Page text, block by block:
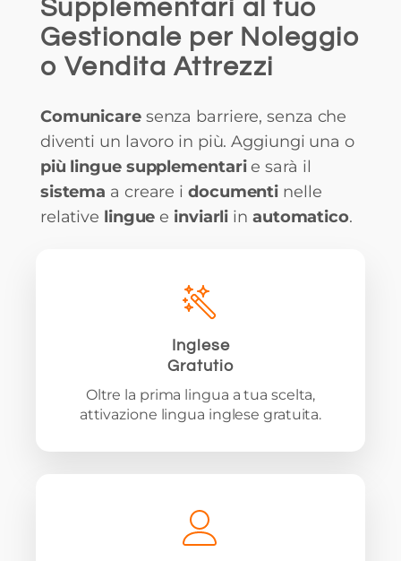
Supplementari al tuo
Gestionale per Noleggio
o Vendita Attrezzi
Comunicaresenza barriere, senza che
diventi un lavoro in più. Aggiungi una o
più lingue supplementarie sarà il
sistema a creare i documenti nelle
relative lingue e inviarli in automatico.
Inglese
Gratutio
Oltre la prima lingua a tua scelta,
attivazione lingua inglese gratuita.